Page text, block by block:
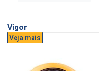
Vigor
Veja mais